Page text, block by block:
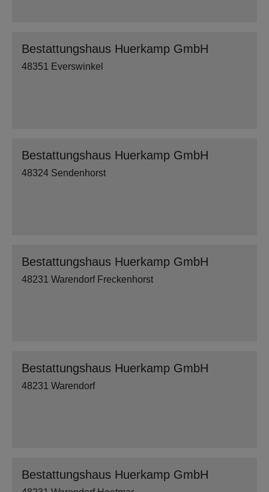
Bestattungshaus Huerkamp GmbH
48351 Everswinkel
Bestattungshaus Huerkamp GmbH
48324 Sendenhorst
Bestattungshaus Huerkamp GmbH
48231 Warendorf Freckenhorst
Bestattungshaus Huerkamp GmbH
48231 Warendorf
Bestattungshaus Huerkamp GmbH